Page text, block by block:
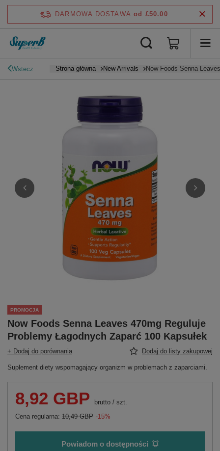
DARMOWA DOSTAWA od £50.00
Wstecz Strona główna New Arrivals Now Foods Senna
PROMOCJA
Now Foods Senna Leaves 470mg Reguluje
Problemy Łagodnych Zaparć 100 Kapsułek
+ Dodaj do porównania Dodaj do listy zakupowej
Suplement diety wspomagający organizm w problemach z zaparciami.
8,92 GBP brutto / szt.
Cena regularna: 10,49 GBP -15%
Powiadom o dostępności